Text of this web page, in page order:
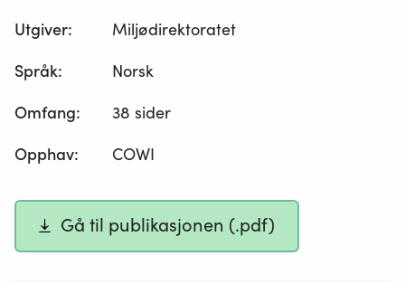
Utgiver:
Miljødirektoratet
Språk:
Norsk
Omfang:
38 sider
Opphav: COWI
Gå til publikasjonen (.pdf)